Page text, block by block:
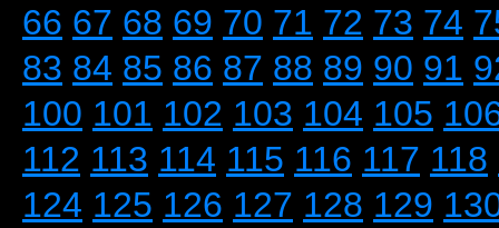
66 67 68 69 70 71 72 73 74
83 84 85 86 87 88 89 90 91
100 101 102 103 104 105
112 113 114 115 116 117 118
124 125 126 127 128 129